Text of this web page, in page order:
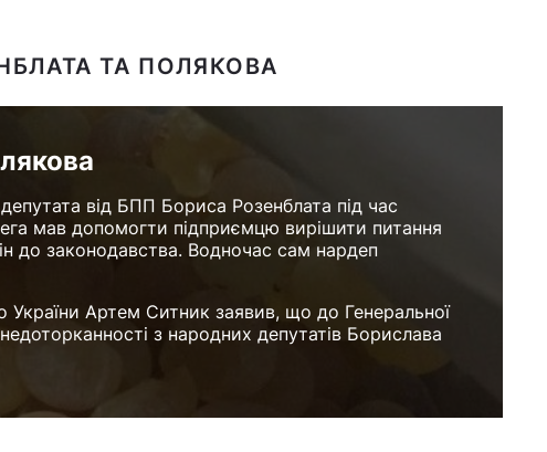
ТА ПОЛЯКОВА
від БПП Бориса Розенблата під час
мав допомогти підприємцю вирішити питання
до законодавства. Водночас сам нардеп
Артем Ситник заявив, що до Генеральної
з народних депутатів Борислава